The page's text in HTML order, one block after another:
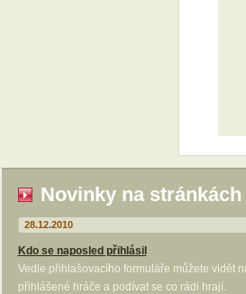
Novinky na stránkách
28.12.2010
Kdo se naposled přihlásil
Vedle přihlašovacího formuláře můžete vidět
přihlášené hráče a podívat se co rádi hrají.